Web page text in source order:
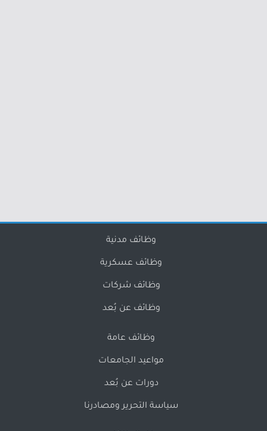
وظائف مدنية
وظائف عسكرية
وظائف شركات
وظائف عن بُعد
وظائف عامة
مواعيد الجامعات
دورات عن بُعد
سياسة التحرير ومصادرنا